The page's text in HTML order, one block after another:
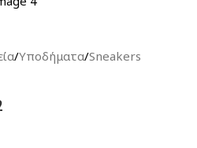
/Υποδήματα/Sneakers